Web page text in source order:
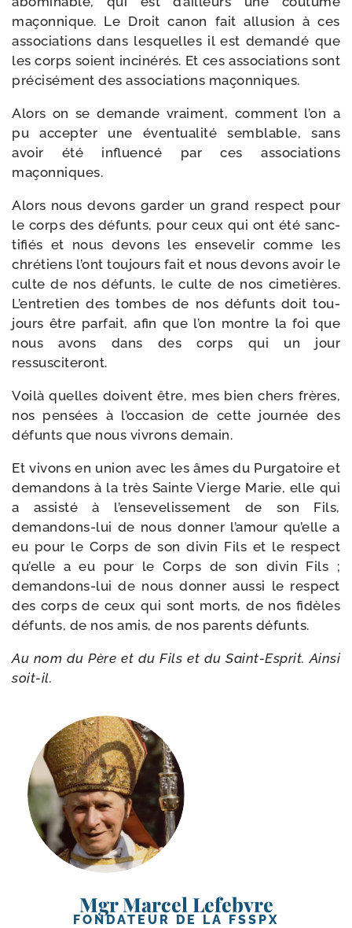
maçon­nique. Le Droit canon fait allu­sion à ces
asso­cia­tions dans les­quelles il est deman­dé que
les corps soient inci­né­rés. Et ces asso­cia­tions sont
pré­ci­sé­ment des asso­cia­tions maçonniques.
Alors on se demande vrai­ment, com­ment l’on a
pu accep­ter une éven­tua­li­té sem­blable, sans
avoir été influen­cé par ces asso­cia­tions
maçonniques.
Alors nous devons gar­der un grand res­pect pour
le corps des défunts, pour ceux qui ont été sanc­
ti­fiés et nous devons les ense­ve­lir comme les
chré­tiens l’ont tou­jours fait et nous devons avoir le
culte de nos défunts, le culte de nos cime­tières.
L’entretien des tombes de nos défunts doit tou­
jours être par­fait, afin que l’on montre la foi que
nous avons dans des corps qui un jour
ressusciteront.
Voilà quelles doivent être, mes bien chers frères,
nos pen­sées à l’occasion de cette jour­née des
défunts que nous vivrons demain.
Et vivons en union avec les âmes du Purgatoire et
deman­dons à la très Sainte Vierge Marie, elle qui
a assis­té à l’ensevelissement de son Fils,
demandons-​lui de nous don­ner l’amour qu’elle a
eu pour le Corps de son divin Fils et le res­pect
qu’elle a eu pour le Corps de son divin Fils ;
demandons-​lui de nous don­ner aus­si le res­pect
des corps de ceux qui sont morts, de nos fidèles
défunts, de nos amis, de nos parents défunts.
Au nom du Père et du Fils et du Saint-​Esprit. Ainsi
soit-il.
Mgr Marcel Lefebvre
FONDATEUR DE LA FSSPX